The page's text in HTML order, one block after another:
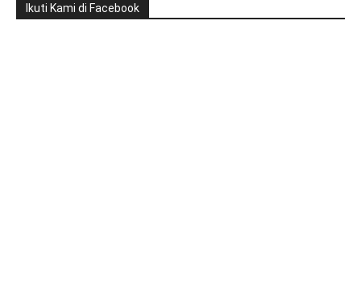
Ikuti Kami di Facebook